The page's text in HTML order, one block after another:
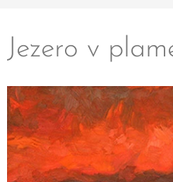
Jezero v